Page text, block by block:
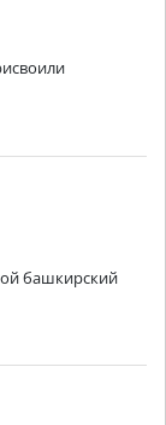
башкирский